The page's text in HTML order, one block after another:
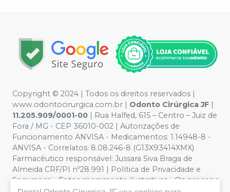
Copyright © 2024 | Todos os direitos reservados |
www.odontocirurgica.com.br | Odonto Cirúrgica JF |
11.205.909/0001-00 | Rua Halfed, 615 – Centro – Juiz de
Fora / MG - CEP 36010-002 | Autorizações de
Funcionamento ANVISA - Medicamentos: 1.14948-8 -
ANVISA - Correlatos: 8.08.246-8 (G13X93414XMX)
Farmacêutico responsável: Jussara Siva Braga de
Almeida CRF/PI nº28.991 | Política de Privacidade e
Segurança - Fotos meramente ilustrativas - Os preços e